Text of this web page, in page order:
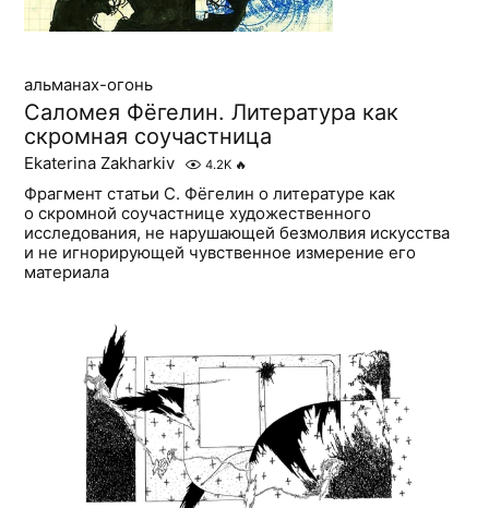
альманах-огонь
Саломея Фёгелин. Литература как
скромная соучастница
Ekaterina Zakharkiv 4.2K 🔥
Фрагмент статьи С. Фёгелин о литературе как
о скромной соучастнице художественного
исследования, не нарушающей безмолвия искусства
и не игнорирующей чувственное измерение его
материала